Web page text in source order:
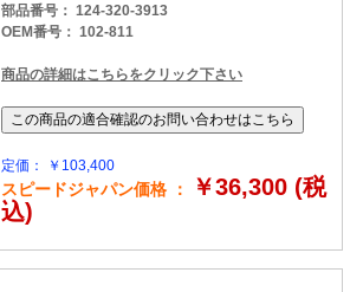
部品番号： 124-320-3913
OEM番号： 102-811
商品の詳細はこちらをクリック下さい
定価： ￥103,400
スピードジャパン価格 ：
￥36,300 (税
込)